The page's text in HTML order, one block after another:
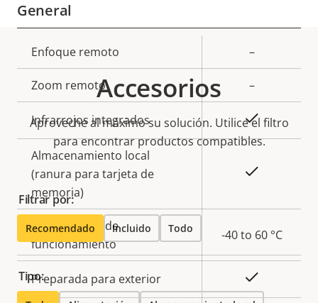
General
Descripción
de
propiedad
la
propiedad
Enfoque remoto –
Zoom remoto –
Infrarrojos integrados Sí
Almacenamiento local
(ranura para tarjeta de
memoria)
Temperatura de
funcionamiento
-40 to 60 °C
Preparada para exterior
Accesorios
Aproveche al máximo su solución. Utilice el filtro
para encontrar productos compatibles.
Filtrar por:
Recomendado Incluido Todo
Tipo: